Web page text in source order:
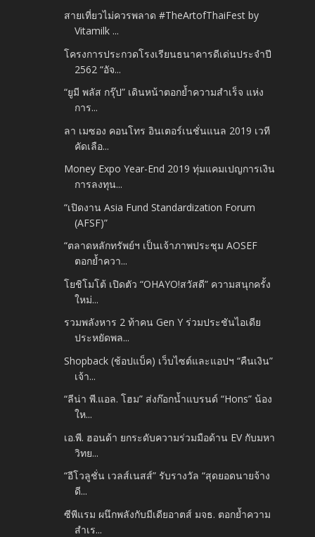
สายเที่ยวไม่ควรพลาด #TheArtofThaiFest by
Vitamilk ...
โครงการประกวดโรงเรียนธนาคารดีเด่นประจำปี
2562 “อัจ...
“ยูมี พลัส กรุ๊ป” เดินหน้าตอกย้ำความสำเร็จ แห่ง
การ...
ลา เมซอง คอนโทร อินเตอร์เนชั่นแนล 2019 เวที
คัดเลือ...
Money Expo Year-End 2019 ทุ่มแคมเปญการเงิน
การลงทุน...
“เปิดงาน Asia Fund Standardization Forum
(AFSF)”
“ตลาดหลักทรัพย์ฯ เป็นเจ้าภาพประชุม AOSEF
ตอกย้ำควา...
โยชิโมโต้ เปิดตัว “OHAYO!สวัสดี” ความสนุกครั้ง
ใหม่...
รวมพลังหาร 2 ท้าคน Gen Y ร่วมประชันไอเดีย
ประหยัดพล...
Shopback (ช้อปแบ็ค) เว็บไซต์และแอปฯ “คืนเงิน”
เจ้า...
“ลีน่า พี.แอล. โฮม” ส่งก๊อกน้ำแบรนด์ “Hons” น้อง
ให...
เอ.พี. ฮอนด้า ยกระดับความร่วมมือด้าน EV กับมหา
วิทย...
“อีโวลูชั่น เวลส์เนสส์” รับรางวัล “สุดยอดนายจ้าง
ดี...
ซีพีแรม ผนึกพลังกับมีเดียอาตส์ มจธ. ตอกย้ำความ
สำเร...